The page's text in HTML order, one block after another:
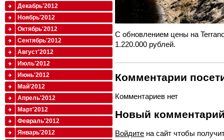
С обновлением цены на
1.220.000 рублей.
Комментарии
Комментариев нет
Новый
Войдите на сайт чтобы
Декабрь'2012
Ноябрь'2012
Октябрь'2012
Сентябрь'2012
Август'2012
Июль'2012
Июнь'2012
Май'2012
Апрель'2012
Март'2012
Февраль'2012
Январь'2012